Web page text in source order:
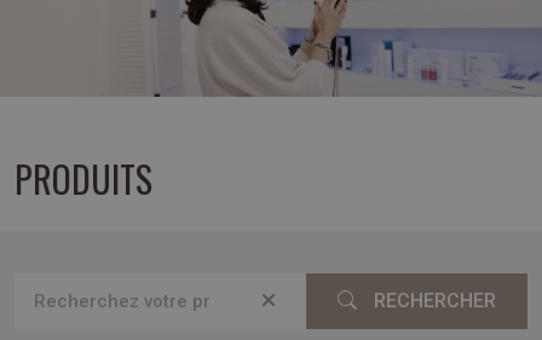
PRODUITS
RECHERCHER